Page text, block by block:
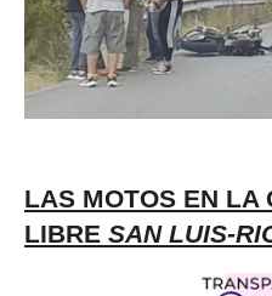
LAS MOTOS EN LA
LIBRE SAN LUIS-